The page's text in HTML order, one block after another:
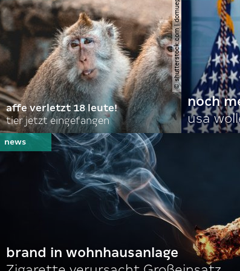
© shutterstock.com | domuephoto
affe verletzt 18 leute!
tier jetzt eingefangen
noch
usa
brand in wohnhausanlage